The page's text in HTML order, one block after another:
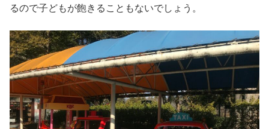
るので子どもが飽きることもないでしょう。